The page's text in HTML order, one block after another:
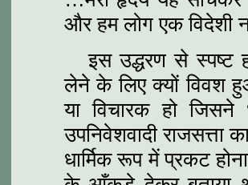
और हम लोग एक विदेशी
इस उद्धरण से स्‍पष्‍ट
लेने के लिए क्‍यों विवश
या विचारक हो
उपनिवेशवादी राजसत्ता
धार्मिक रूप में प्रकट